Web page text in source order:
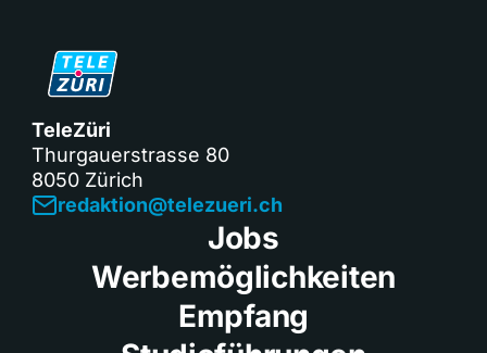
TeleZüri
Thurgauerstrasse 80
8050 Zürich
redaktion@telezueri.ch
Jobs
Werbemöglichkeiten
Empfang